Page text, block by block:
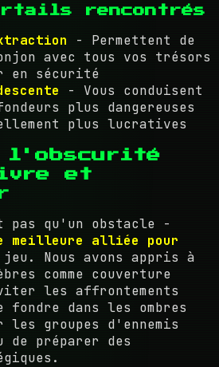
rencontrés
- Permettent de
avec tous vos trésors
en sécurité
- Vous conduisent
plus dangereuses
plus lucratives
l'obscurité
et
qu'un obstacle -
meilleure alliée pour
jeu. Nous avons appris à
comme couverture
les affrontements
fondre dans les ombres
les groupes d'ennemis
de préparer des